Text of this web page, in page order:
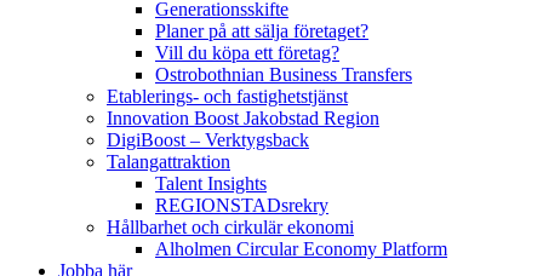
Generationsskifte
Planer på att sälja företaget?
Vill du köpa ett företag?
Ostrobothnian Business Transfers
Etablerings- och fastighetstjänst
Innovation Boost Jakobstad Region
DigiBoost – Verktygsback
Talangattraktion
Talent Insights
REGIONSTADsrekry
Hållbarhet och cirkulär ekonomi
Alholmen Circular Economy Platform
Jobba här